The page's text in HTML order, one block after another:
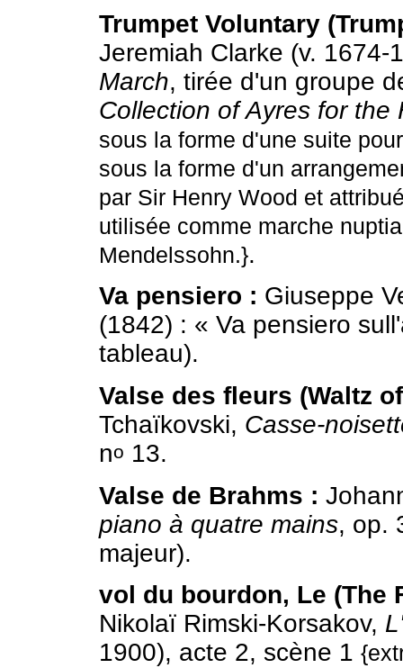
Trumpet Voluntary
Jeremiah Clarke (v. 1674-
March, tirée d'un groupe
Collection of Ayres for the
sous la forme d'une suite
sous la forme d'un
par Sir Henry Wood et
utilisée comme marche
Mendelssohn.}.
Va pensiero : Giuseppe
(1842) : « Va pensiero
tableau).
Valse des fleurs (Waltz
Tchaïkovski, Casse-
no 13.
Valse de Brahms :
piano à quatre mains, op.
majeur).
vol du bourdon, Le (The
Nikolaï Rimski-Korsakov,
1900), acte 2, scène 1